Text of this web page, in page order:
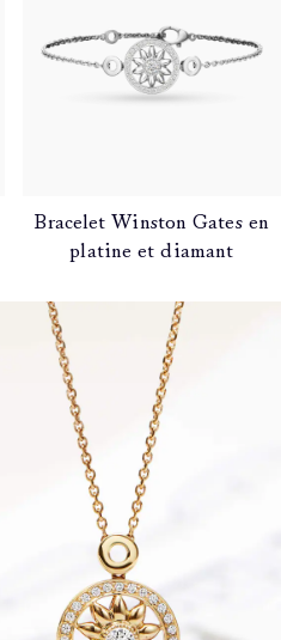
Bracelet Winston Gates en
platine et diamant